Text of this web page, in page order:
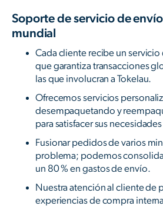
Soporte de servicio de
mundial
Cada cliente recibe un
que garantiza transacciones
las que involucran a Tokelau.
Ofrecemos servicios
desempaquetando y
para satisfacer sus
Fusionar pedidos de varios
problema; podemos
un 80 % en gastos de envío.
Nuestra atención al cliente de
experiencias de compra